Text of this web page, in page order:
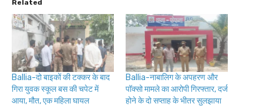
Related
Ballia-दो बाइकों की टक्कर के बाद
गिरा युवक स्कूल बस की चपेट में
आया, मौत, एक महिला घायल
Ballia-नाबालिग के अपहरण और
पॉक्सो मामले का आरोपी गिरफ्तार, दर्ज
होने के दो सप्ताह के भीतर सुलझाया